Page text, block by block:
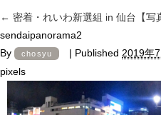
← 密着・れいわ新選組 in 仙台【写
sendaipanorama2
By
chosyu | Published 2019年
pixels